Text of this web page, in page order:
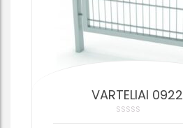
VARTELIAI 0922